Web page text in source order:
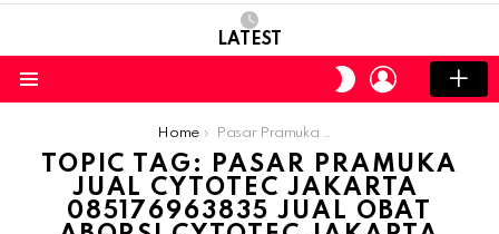
LATEST
SWITCH
SKIN
LOGIN
Home Pasar Pramuka Jual Cytotec Jakarta ​​085176963835 Jual Obat Aborsi Cytotec Jakarta
TOPIC TAG: PASAR PRAMUKA
JUAL CYTOTEC JAKARTA ​​
085176963835 JUAL OBAT